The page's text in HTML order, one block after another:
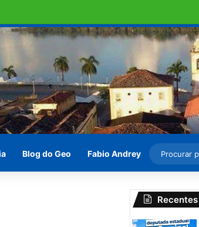
esperar às vésperas das eleições para recapearem ?
Blog do Geo Fabio Andrey
Recentes